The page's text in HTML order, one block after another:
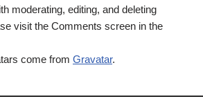
moderating, editing, and deleting
visit the Comments screen in the
come from Gravatar.